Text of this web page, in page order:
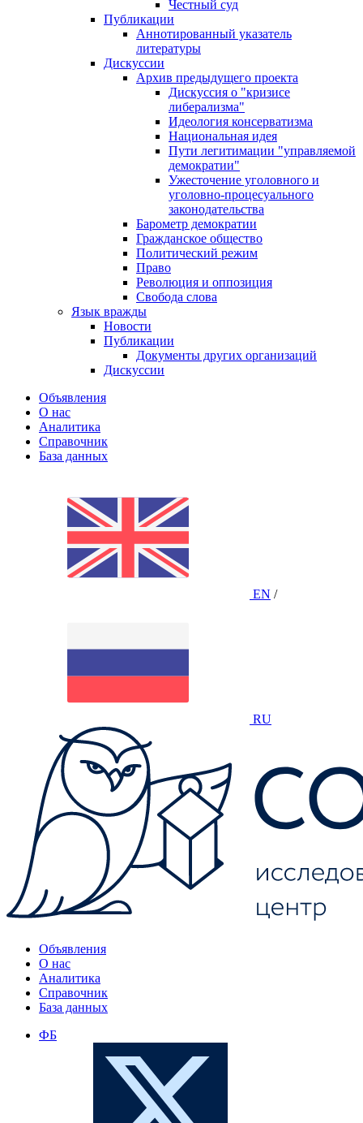
Честный суд
Публикации
Аннотированный указатель
литературы
Дискуссии
Архив предыдущего проекта
Дискуссия о "кризисе
либерализма"
Идеология консерватизма
Национальная идея
Пути легитимации "управляемой
демократии"
Ужесточение уголовного и
уголовно-процесуального
законодательства
Барометр демократии
Гражданское общество
Политический режим
Право
Революция и оппозиция
Свобода слова
Язык вражды
Новости
Публикации
Документы других организаций
Дискуссии
Объявления
О нас
Аналитика
Справочник
База данных
EN /
RU
Объявления
О нас
Аналитика
Справочник
База данных
ФБ